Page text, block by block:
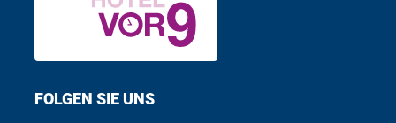
FOLGEN SIE UNS